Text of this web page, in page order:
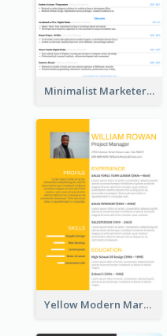
Minimalist Marketer Resume
Yellow Modern Marketing Consultant Resume